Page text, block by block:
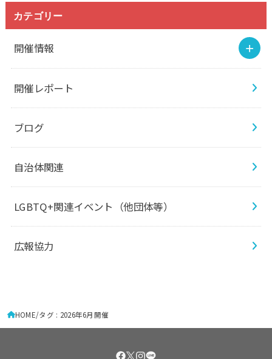
カテゴリー
開催情報
開催レポート
ブログ
自治体関連
LGBTQ+関連イベント（他団体等）
広報協力
HOME タグ : 2026年6月開催